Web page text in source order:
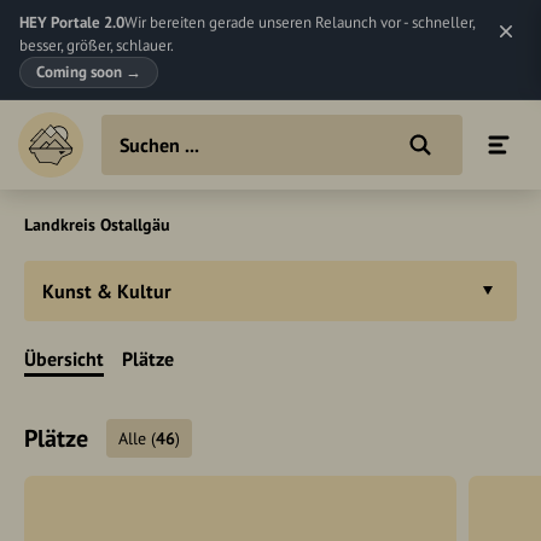
HEY Portale 2.0Wir bereiten gerade unseren Relaunch vor - schneller,
besser, größer, schlauer.
Coming soon →
Landkreis Ostallgäu
Kunst & Kultur
Übersicht Plätze
Plätze Alle (46)